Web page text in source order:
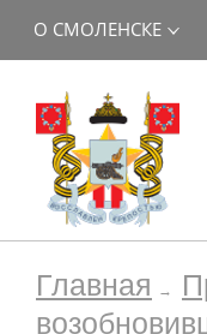
О СМОЛЕНСКЕ
Главная